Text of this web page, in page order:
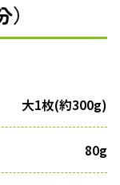
大1枚(約300g)
80g